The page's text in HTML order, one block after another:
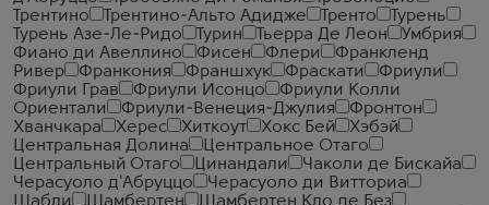
Трентино
Трентино-Альто Адидже Тренто
Турень
Турень Азе-Ле-Ридо
Турин Тьерра Де Леон
Умбрия
Фиано ди Авеллино
Фисен Флери
Франкленд
Ривер
Франкония Франшхук Фраскати
Фриули
Фриули Грав
Фриули Исонцо
Фриули Колли
Ориентали
Фриули-Венеция-Джулия
Фронтон
Хванчкара
Херес Хиткоут Хокс Бей
Хэбэй
Центральная Долина
Центральное Отаго
Центральный Отаго
Цинандали
Чаколи де Бискайа
Черасуоло д'Абруццо
Черасуоло ди Витториа